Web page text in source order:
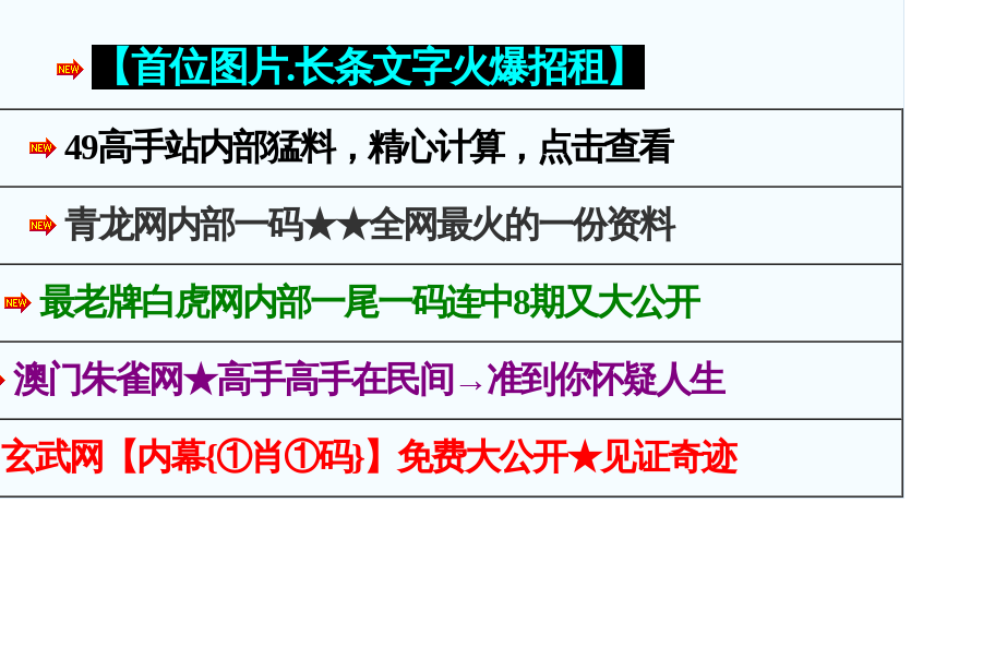
【首位图片.长条文字火爆招租】
49高手站内部猛料，精心计算，点击查看
青龙网内部一码★★全网最火的一份资料
最老牌白虎网内部一尾一码连中8期又大公开
澳门朱雀网★高手高手在民间→准到你怀疑人生
玄武网【内幕{①肖①码}】免费大公开★见证奇迹